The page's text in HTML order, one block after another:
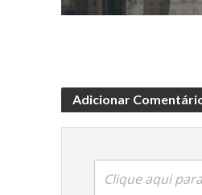
Adicionar
Clique aqui